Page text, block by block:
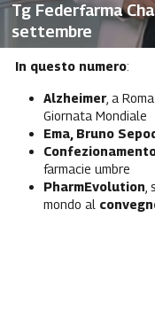
Tg Federfarma
settembre
In questo numero:
Alzheimer, a
Giornata Mondiale
Ema, Bruno
farmacie umbre
PharmEvolution
mondo al